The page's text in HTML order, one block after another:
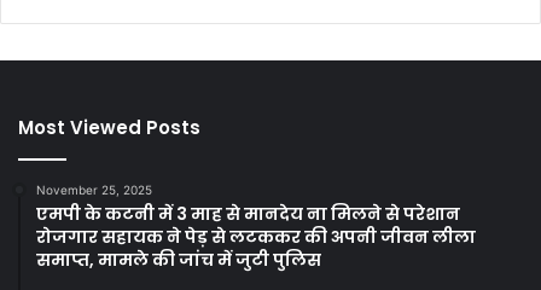
Most Viewed Posts
November 25, 2025
एमपी के कटनी में 3 माह से मानदेय ना मिलने से परेशान
रोजगार सहायक ने पेड़ से लटककर की अपनी जीवन लीला
समाप्त, मामले की जांच में जुटी पुलिस